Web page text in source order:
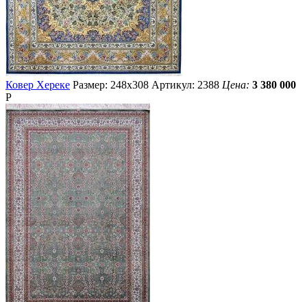
Ковер Хереке Размер: 248х308 Артикул: 2388 Цена: 3 380 000
Р